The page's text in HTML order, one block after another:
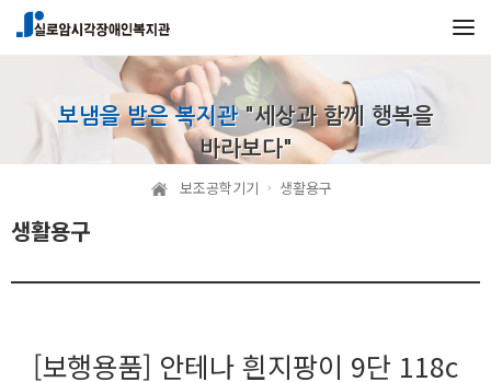
본문 바로가기
메인메뉴 바로가기
보냄을 받은 복지관"세상과 함께 행복을
바라보다"
보조공학기기 생활용구
생활용구
[보행용품] 안테나 흰지팡이 9단 118c